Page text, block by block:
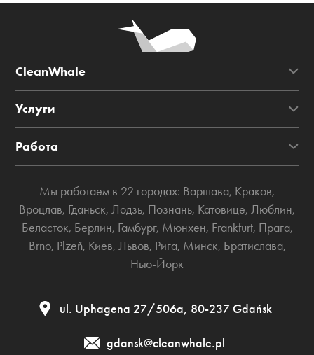
CleanWhale
Услуги
Работа
Мы работаем в 22 городах: Варшава, Краков,
Вроцлав, Гданьск, Лодзь, Познань, Катовице, Люблин,
Беласток, Берлин, Гамбург, Мюнхен, Frankfurt, Прага,
Brno, Plzeň, Киев, Львов, Рига, Минск, Братислава,
Нью-Йорк
ul. Uphagena 27/506а, 80-237 Gdańsk
gdansk@cleanwhale.pl